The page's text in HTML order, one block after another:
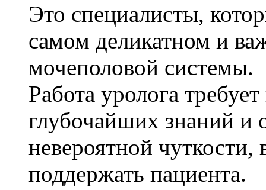
Это специалисты,
самом деликатном и
мочеполовой системы.
Работа уролога
глубочайших знаний и
невероятной
поддержать пациента.